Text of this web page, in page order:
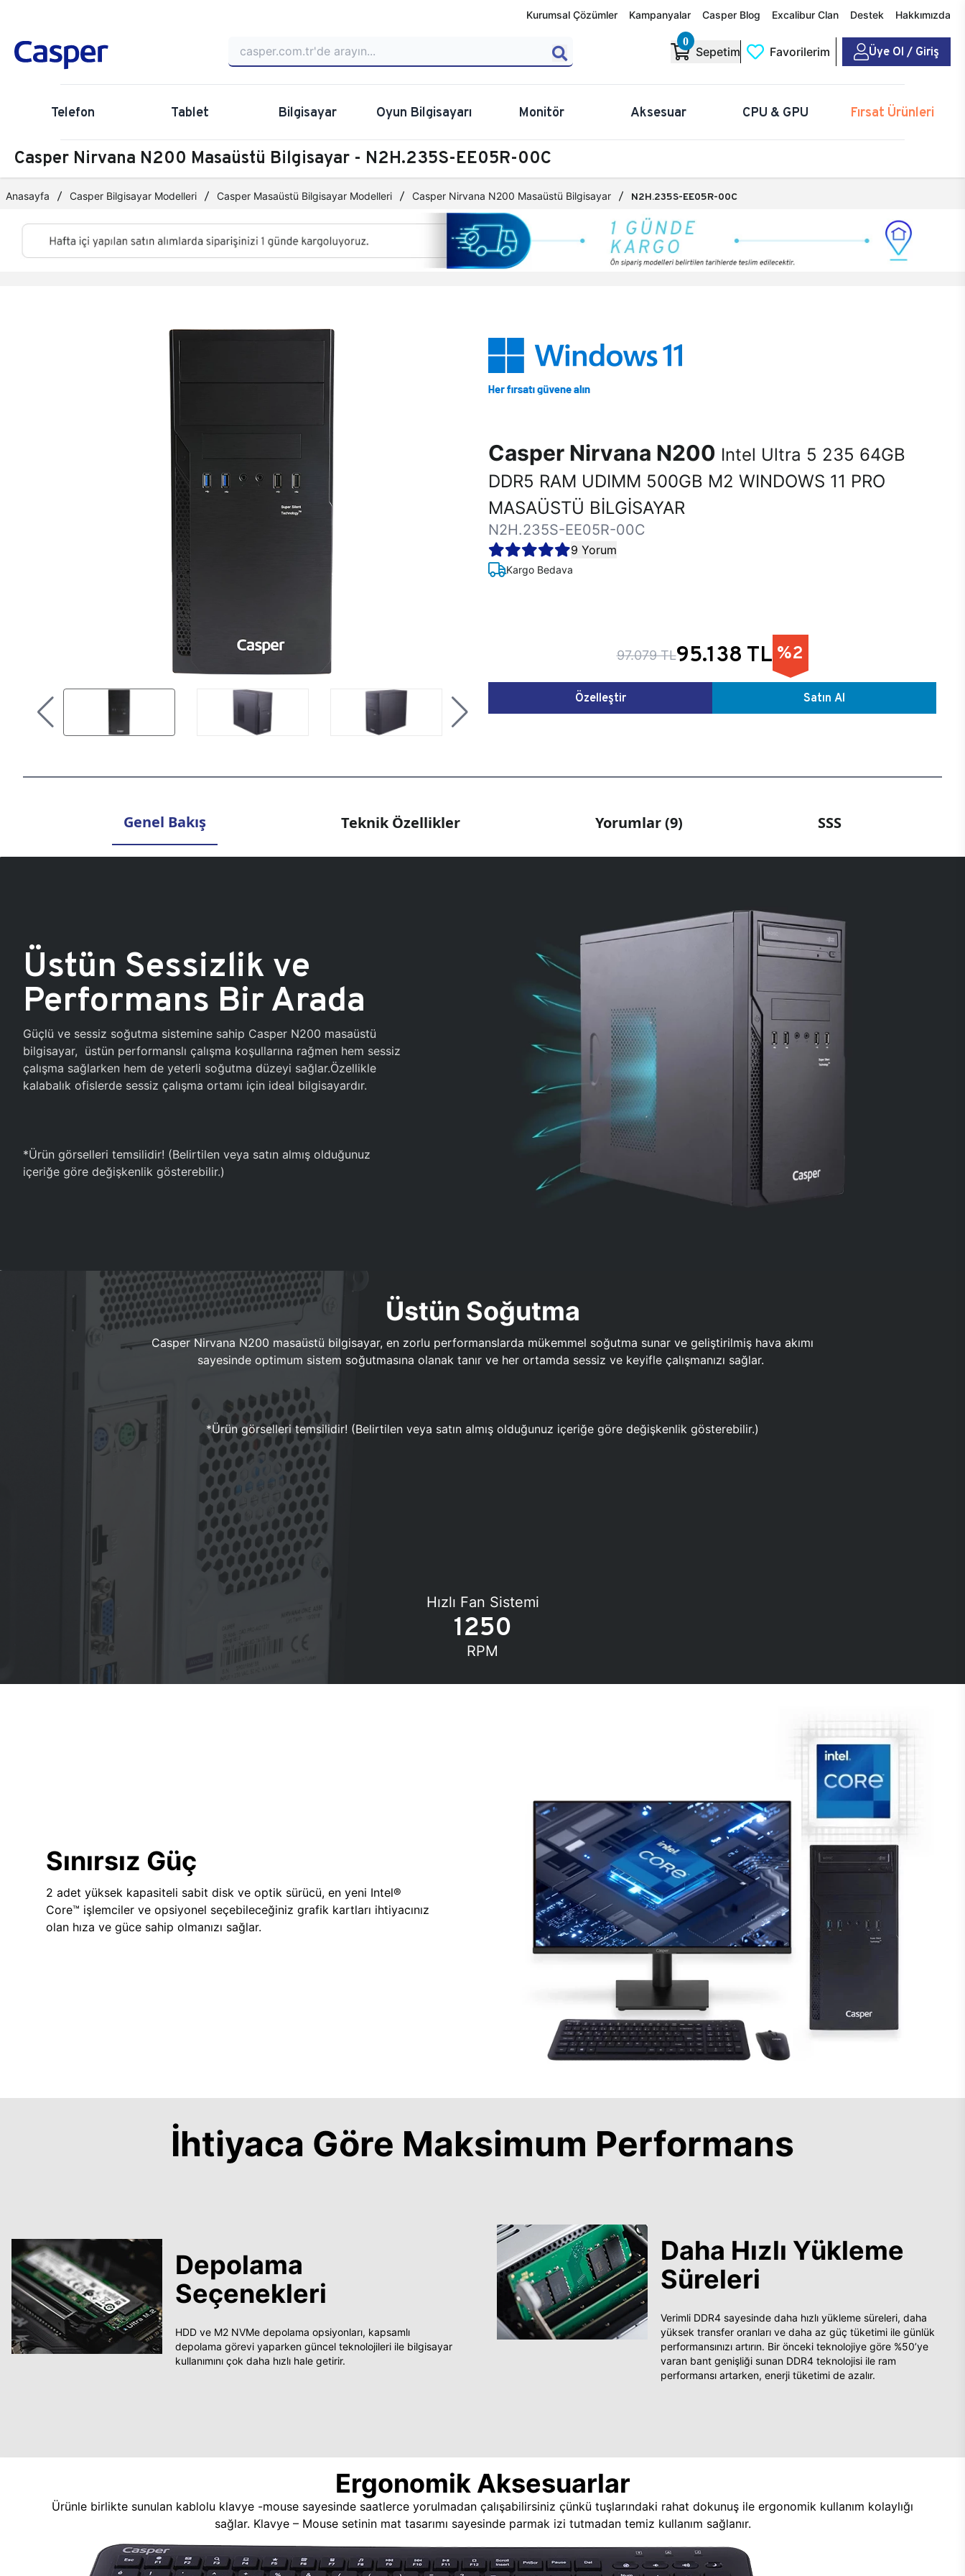
Kurumsal Çözümler Kampanyalar Casper Blog Excalibur Clan Destek Hakkımızda
0
Sepetim Favorilerim Üye Ol / Giriş
Telefon Tablet Bilgisayar Oyun Bilgisayarı Monitör Aksesuar CPU & GPU Fırsat Ürünleri
Casper Nirvana N200 Masaüstü Bilgisayar - N2H.235S-EE05R-00C
Anasayfa Casper Bilgisayar Modelleri Casper Masaüstü Bilgisayar Modelleri Casper Nirvana N200 Masaüstü Bilgisayar N2H.235S-EE05R-00C
Casper Nirvana N200 Intel Ultra 5 235 64GB
DDR5 RAM UDIMM 500GB M2 WINDOWS 11 PRO
MASAÜSTÜ BİLGİSAYAR
N2H.235S-EE05R-00C
9 Yorum
Kargo Bedava
97.079 TL95.138 TL %2
Özelleştir Satın Al
Genel Bakış Teknik Özellikler Yorumlar (9) SSS
Üstün Sessizlik ve
Performans Bir Arada
Güçlü ve sessiz soğutma sistemine sahip Casper N200 masaüstü
bilgisayar, üstün performanslı çalışma koşullarına rağmen hem sessiz
çalışma sağlarken hem de yeterli soğutma düzeyi sağlar.Özellikle
kalabalık ofislerde sessiz çalışma ortamı için ideal bilgisayardır.
*Ürün görselleri temsilidir! (Belirtilen veya satın almış olduğunuz
içeriğe göre değişkenlik gösterebilir.)
Üstün Soğutma
Casper Nirvana N200 masaüstü bilgisayar, en zorlu performanslarda mükemmel soğutma sunar ve geliştirilmiş hava akımı
sayesinde optimum sistem soğutmasına olanak tanır ve her ortamda sessiz ve keyifle çalışmanızı sağlar.
*Ürün görselleri temsilidir! (Belirtilen veya satın almış olduğunuz içeriğe göre değişkenlik gösterebilir.)
Hızlı Fan Sistemi
1250
RPM
Sınırsız Güç
2 adet yüksek kapasiteli sabit disk ve optik sürücü, en yeni Intel®
Core™ işlemciler ve opsiyonel seçebileceğiniz grafik kartları ihtiyacınız
olan hıza ve güce sahip olmanızı sağlar.
İhtiyaca Göre Maksimum Performans
Depolama
Seçenekleri
HDD ve M2 NVMe depolama opsiyonları, kapsamlı
depolama görevi yaparken güncel teknolojileri ile bilgisayar
kullanımını çok daha hızlı hale getirir.
Daha Hızlı Yükleme
Süreleri
Verimli DDR4 sayesinde daha hızlı yükleme süreleri, daha
yüksek transfer oranları ve daha az güç tüketimi ile günlük
performansınızı artırın. Bir önceki teknolojiye göre %50’ye
varan bant genişliği sunan DDR4 teknolojisi ile ram
performansı artarken, enerji tüketimi de azalır.
Ergonomik Aksesuarlar
Ürünle birlikte sunulan kablolu klavye -mouse sayesinde saatlerce yorulmadan çalışabilirsiniz çünkü tuşlarındaki rahat dokunuş ile ergonomik kullanım kolaylığı
sağlar. Klavye – Mouse setinin mat tasarımı sayesinde parmak izi tutmadan temiz kullanım sağlanır.